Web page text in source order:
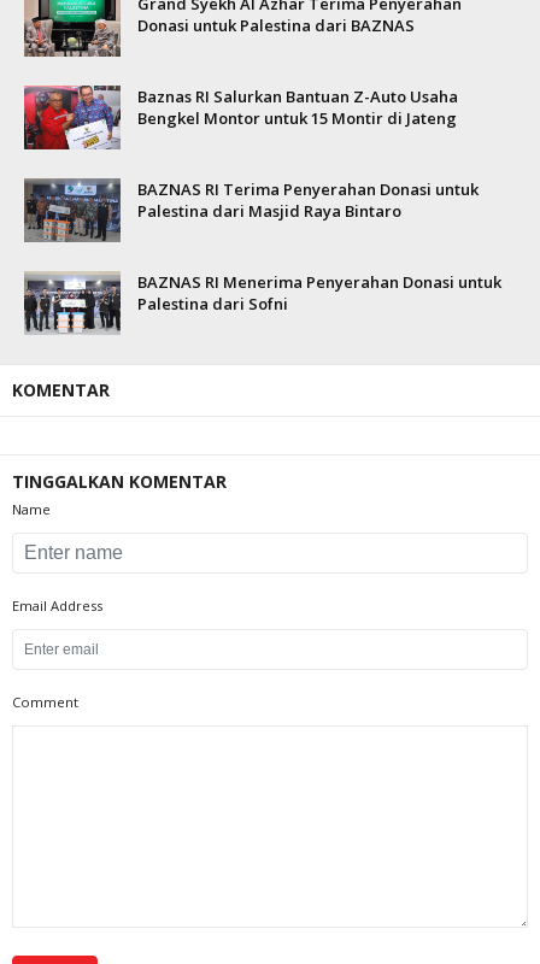
Donasi untuk Palestina dari BAZNAS
Baznas RI Salurkan Bantuan Z-Auto Usaha
Bengkel Montor untuk 15 Montir di Jateng
BAZNAS RI Terima Penyerahan Donasi untuk
Palestina dari Masjid Raya Bintaro
BAZNAS RI Menerima Penyerahan Donasi untuk
Palestina dari Sofni
KOMENTAR
TINGGALKAN KOMENTAR
Name
Email Address
Comment